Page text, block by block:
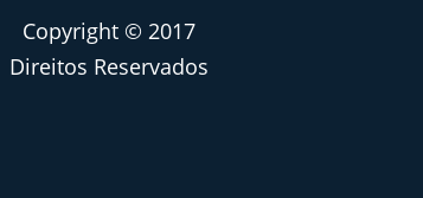
Copyright © 2017
Direitos Reservados